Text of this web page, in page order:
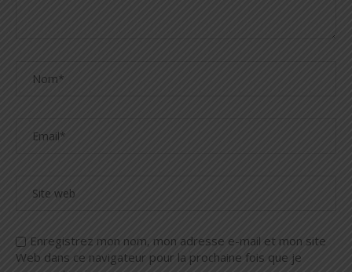
Enregistrez mon nom, mon adresse e-mail et mon site
Web dans ce navigateur pour la prochaine fois que je